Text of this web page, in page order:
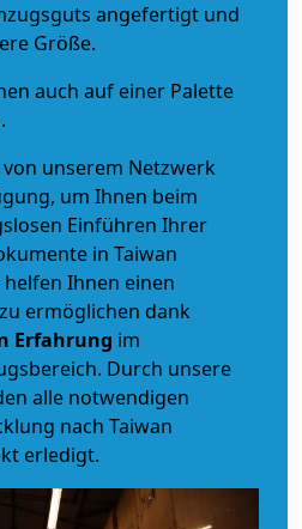
angefertigt und
Größe.
auch auf einer Palette
von unserem Netzwerk
um Ihnen beim
Einführen Ihrer
in Taiwan
helfen Ihnen einen
zu ermöglichen dank
Erfahrung im
Durch unsere
alle notwendigen
nach Taiwan
erledigt.